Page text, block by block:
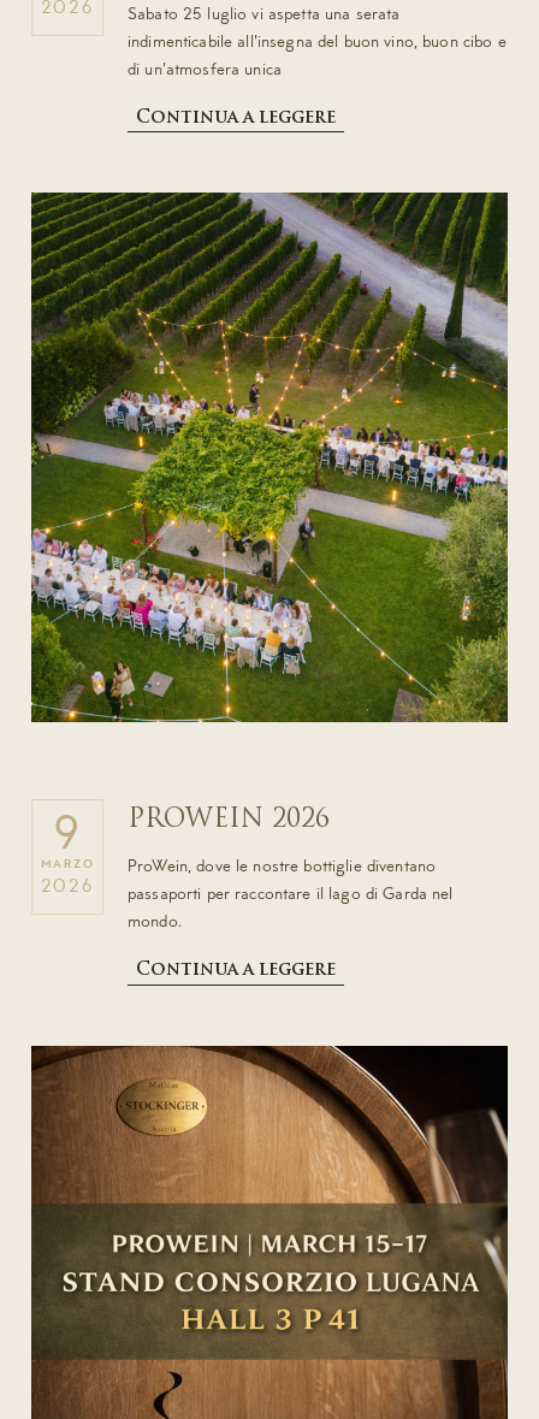
2026
Sabato 25 luglio vi aspetta una serata
indimenticabile all'insegna del buon vino, buon cibo e
di un'atmosfera unica
Continua a leggere
9
MARZO
2026
PROWEIN 2026
ProWein, dove le nostre bottiglie diventano
passaporti per raccontare il lago di Garda nel
mondo.
Continua a leggere